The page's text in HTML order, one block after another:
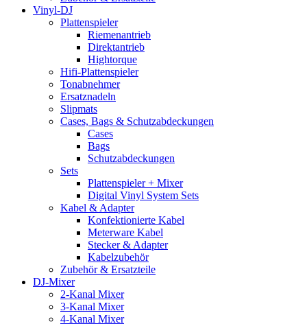
Vinyl-DJ
Plattenspieler
Riemenantrieb
Direktantrieb
Hightorque
Hifi-Plattenspieler
Tonabnehmer
Ersatznadeln
Slipmats
Cases, Bags & Schutzabdeckungen
Cases
Bags
Schutzabdeckungen
Sets
Plattenspieler + Mixer
Digital Vinyl System Sets
Kabel & Adapter
Konfektionierte Kabel
Meterware Kabel
Stecker & Adapter
Kabelzubehör
Zubehör & Ersatzteile
DJ-Mixer
2-Kanal Mixer
3-Kanal Mixer
4-Kanal Mixer